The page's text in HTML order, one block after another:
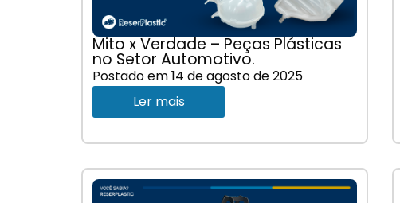
Mito x Verdade – Peças Plásticas
no Setor Automotivo.
Postado em14 de agosto de 2025
Ler mais